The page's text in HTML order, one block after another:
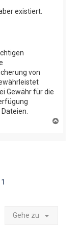
existiert.
von
Gewähr für die
1
Gehe zu